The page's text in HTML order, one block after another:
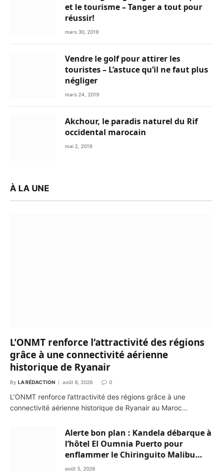
et le tourisme – Tanger a tout pour
réussir!
mars 30, 2019
Vendre le golf pour attirer les
touristes – L’astuce qu’il ne faut plus
négliger
mars 24, 2019
Akchour, le paradis naturel du Rif
occidental marocain
mai 2, 2019
À LA UNE
L’ONMT renforce l’attractivité des régions
grâce à une connectivité aérienne
historique de Ryanair
By LA RÉDACTION août 6, 2026 0
L’ONMT renforce l’attractivité des régions grâce à une
connectivité aérienne historique de Ryanair au Maroc…
Alerte bon plan : Kandela débarque à
l’hôtel El Oumnia Puerto pour
enflammer le Chiringuito Malibu
Club
août 5, 2026